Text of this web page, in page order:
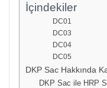
İçindekiler
DC01
DC03
DC04
DC05
DKP Sac Hakkında
DKP Sac ile HRP